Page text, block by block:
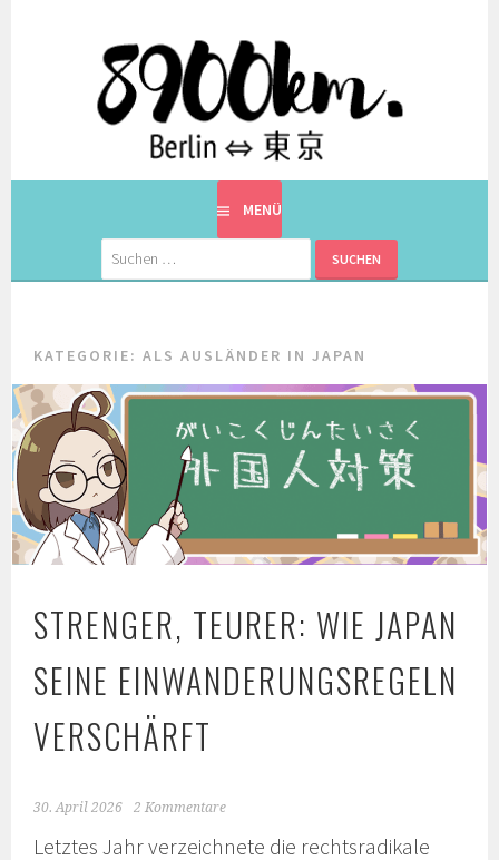
8900KM. BERLIN ⇔ 東京
EINE BERLINERIN IN JAPAN. MIT EINEM JAPANER.
MENÜ
Suchen
nach:
KATEGORIE:ALS AUSLÄNDER IN JAPAN
STRENGER, TEURER: WIE JAPAN
SEINE EINWANDERUNGSREGELN
VERSCHÄRFT
30. April 2026 2 Kommentare
Letztes Jahr verzeichnete die rechtsradikale